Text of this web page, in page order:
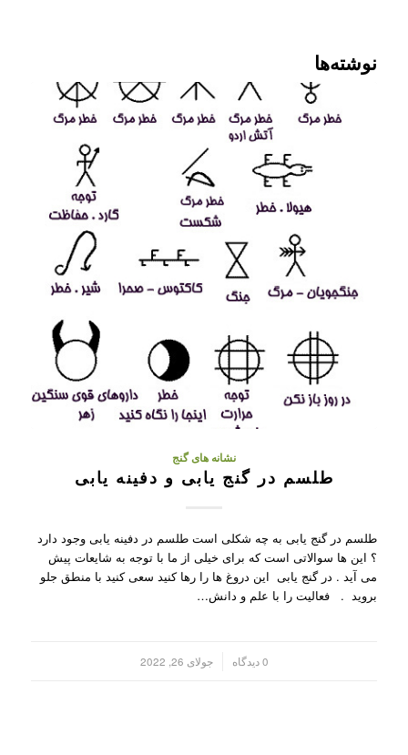
نوشته‌ها
نشانه های گنج
طلسم در گنج یابی و دفینه یابی
طلسم در گنج یابی به چه شکلی است طلسم در دفینه یابی وجود دارد
؟ این ها سوالاتی است که برای خیلی از ما با توجه به شایعات پیش
می آید . در گنج یابی این دروغ ها را رها کنید سعی کنید با منطق جلو
بروید . فعالیت را با علم و دانش…
0 دیدگاه جولای 26, 2022